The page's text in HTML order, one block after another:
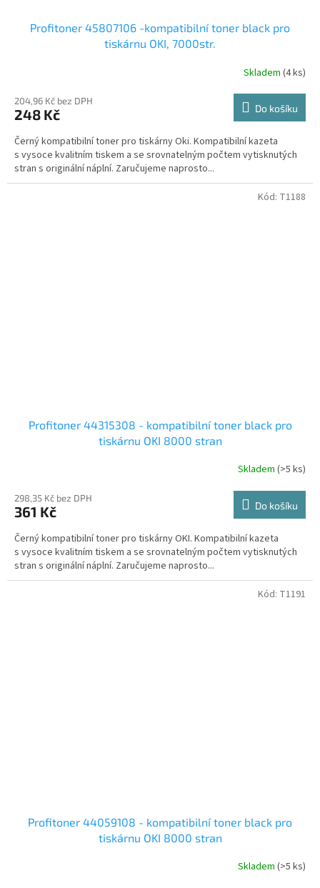
Profitoner 45807106 -kompatibilní toner black pro
tiskárnu OKI, 7000str.
Skladem (4 ks)
204,96 Kč bez DPH
248 Kč Do košíku
Černý kompatibilní toner pro tiskárny Oki. Kompatibilní kazeta
s vysoce kvalitním tiskem a se srovnatelným počtem vytisknutých
stran s originální náplní. Zaručujeme naprosto...
Profitoner 44315308 - kompatibilní toner black pro
tiskárnu OKI 8000 stran
Skladem (>5 ks)
298,35 Kč bez DPH
361 Kč Do košíku
Černý kompatibilní toner pro tiskárny OKI. Kompatibilní kazeta
s vysoce kvalitním tiskem a se srovnatelným počtem vytisknutých
stran s originální náplní. Zaručujeme naprosto...
Kód: T1188
Profitoner 44059108 - kompatibilní toner black pro
tiskárnu OKI 8000 stran
Skladem (>5 ks)
Kód: T1191